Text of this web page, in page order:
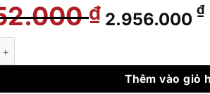
₫ Giá
gốc
3.652.000
2.956.000 ₫
mặt TOTO TLG04101B số lượng
Thêm vào giỏ